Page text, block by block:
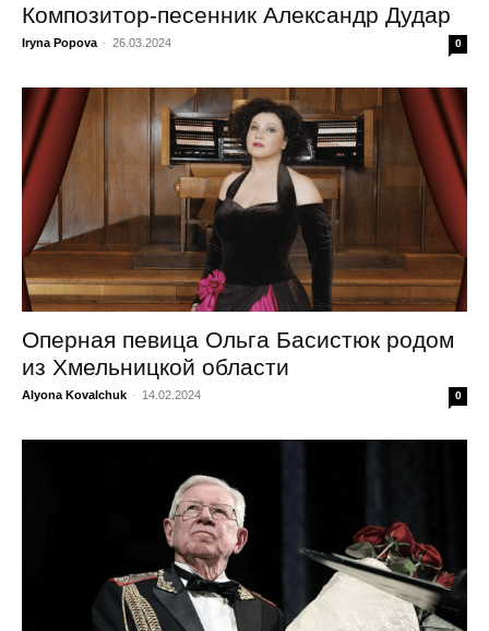
Композитор-песенник Александр Дудар
Iryna Popova - 26.03.2024 0
Оперная певица Ольга Басистюк родом
из Хмельницкой области
Alyona Kovalchuk - 14.02.2024 0